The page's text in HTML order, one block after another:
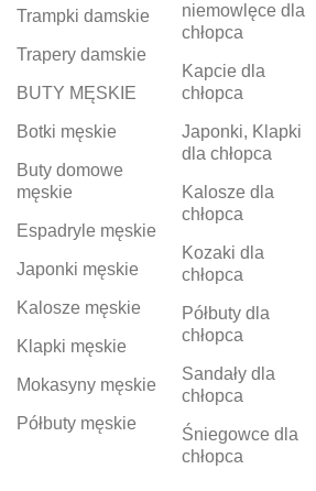
Trampki damskie
Trapery damskie
BUTY MĘSKIE
Botki męskie
Buty domowe
męskie
Espadryle męskie
Japonki męskie
Kalosze męskie
Klapki męskie
Mokasyny męskie
Półbuty męskie
niemowlęce dla
chłopca
Kapcie dla
chłopca
Japonki, Klapki
dla chłopca
Kalosze dla
chłopca
Kozaki dla
chłopca
Półbuty dla
chłopca
Sandały dla
chłopca
Śniegowce dla
chłopca